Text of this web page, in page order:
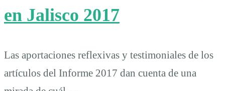
en Jalisco 2017
Las aportaciones reflexivas y testimoniales de los
artículos del Informe 2017 dan cuenta de una